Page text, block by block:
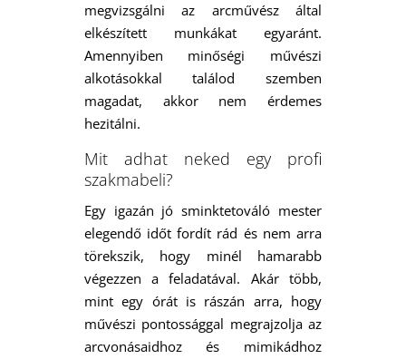
megvizsgálni az arcművész által
elkészített munkákat egyaránt.
Amennyiben minőségi művészi
alkotásokkal találod szemben
magadat, akkor nem érdemes
hezitálni.
Mit adhat neked egy profi
szakmabeli?
Egy igazán jó sminktetováló mester
elegendő időt fordít rád és nem arra
törekszik, hogy minél hamarabb
végezzen a feladatával. Akár több,
mint egy órát is rászán arra, hogy
művészi pontossággal megrajzolja az
arcvonásaidhoz és mimikádhoz